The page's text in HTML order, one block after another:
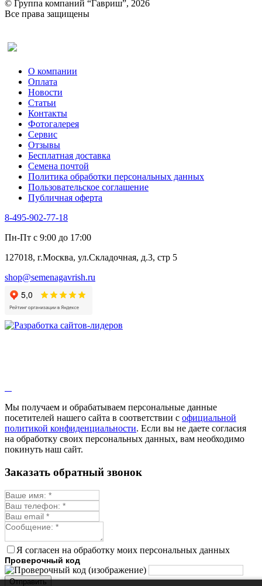
© Группа компаний “Гавриш”, 2026
Все права защищены
О компании
Оплата
Новости
Статьи
Контакты
Фотогалерея​
Сервис
Отзывы
Бесплатная доставка
Семена почтой
Политика обработки персональных данных
Пользовательское соглашение
Публичная оферта
8-495-902-77-18
Пн-Пт с 9:00 до 17:00
127018, г.Москва, ул.Складочная, д.3, стр 5
shop@semenagavrish.ru
Мы получаем и обрабатываем персональные данные
посетителей нашего сайта в соответствии с официальной
политикой конфиденциальности. Если вы не даете согласия
на обработку своих персональных данных, вам необходимо
покинуть наш сайт.
Заказать обратный звонок
Я согласен на обработку моих персональных данных
Проверочный код
Отправить